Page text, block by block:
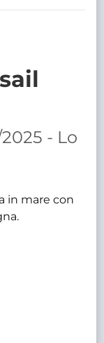
- Lo
in mare con